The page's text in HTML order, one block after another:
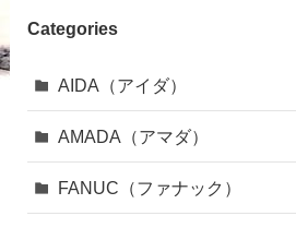
Categories
AIDA（アイダ）
AMADA（アマダ）
FANUC（ファナック）